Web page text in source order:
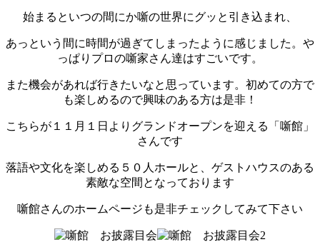
始まるといつの間にか噺の世界にグッと引き込まれ、
あっという間に時間が過ぎてしまったように感じました。や
っぱりプロの噺家さん達はすごいです。
また機会があれば行きたいなと思っています。初めての方で
も楽しめるので興味のある方は是非！
こちらが１１月１日よりグランドオープンを迎える「噺館」
さんです
落語や文化を楽しめる５０人ホールと、ゲストハウスのある
素敵な空間となっております
噺館さんのホームページも是非チェックしてみて下さい